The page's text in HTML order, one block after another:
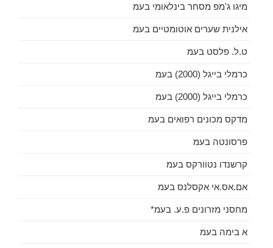
מיגו ג'מפ מסחר בינלאומי בעמ
אילנית שערים אוטומטיים בעמ
ט.ל. פלסט בעמ
כרמלי בייגל (2000) בעמ
כרמלי בייגל (2000) בעמ
מדקס מכונים רפואים בעמ
פרסונטה בעמ
קרשנדו נטוורקס בעמ
אם.אס.אי אקסלנס בעמ
מחסני מזרונים פ.ע. בעמ*
א בימה בעמ